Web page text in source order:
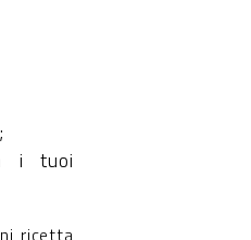
i tuoi
ricetta